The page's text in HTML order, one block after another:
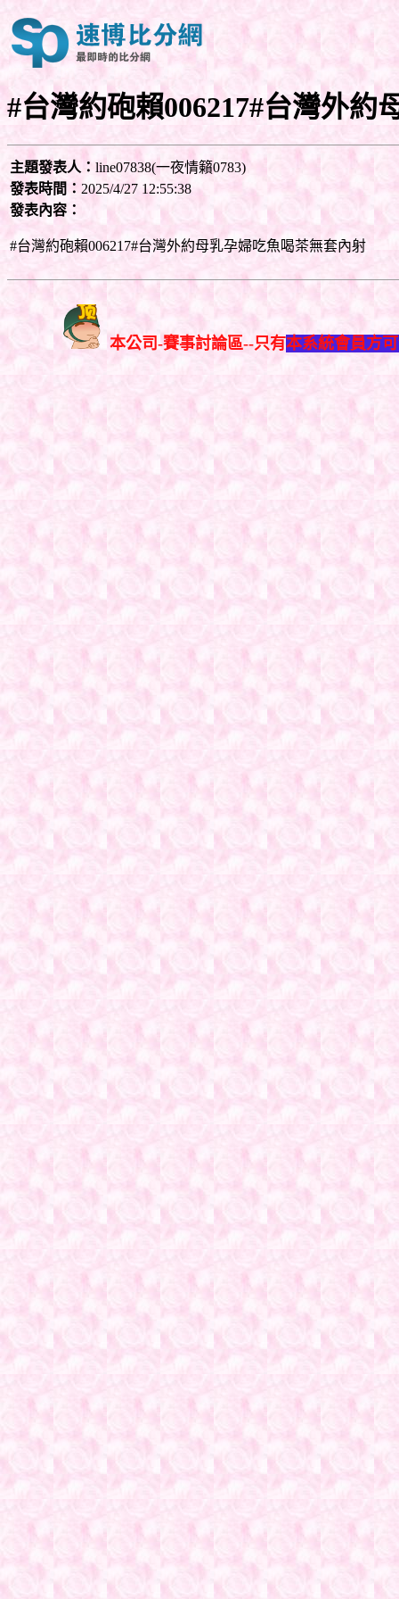
#台灣約砲賴006217#台灣外約
主題發表人： line07838(一夜情籟0783)
發表時間： 2025/4/27 12:55:38
發表內容：
#台灣約砲賴006217#台灣外約母乳孕婦吃魚喝茶無套內射
本公司-賽事討論區--只有本系統會員方